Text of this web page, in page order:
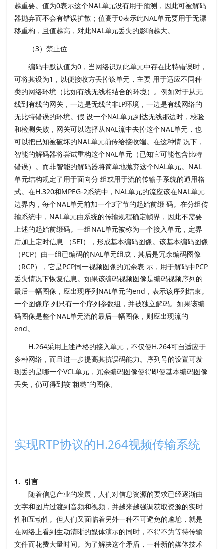
越重要。值为0表示这个NAL单元没有用于预测，因此可被解码
器抛弃而不会有错误扩散；值高于0表示此NAL单元要用于无漂
移重构，且值越高，对此NAL单元丢失的影响越大。
（3）禁止位
编码中默认值为0，当网络识别此单元中存在比特错误时，
可将其设为1，以便接收方丢掉该单元，主要 用于适应不同种
类的网络环境（比如有线无线相结合的环境）。例如对于从无
线到有线的网关，一边是无线的非IP环境，一边是有线网络的
无比特错误的环境。假 设一个NAL单元到达无线那边时，校验
和检测失败，网关可以选择从NAL流中去掉这个NAL单元，也
可以把已知被破坏的NAL单元前传给接收端。在这种情 况下，
智能的解码器将尝试重构这个NAL单元（已知它可能包含比特
错误）。而非智能的解码器将简单地抛弃这个NAL单元。NAL
单元结构规定了用于面向分 组或用于流的传输子系统的通用格
式。在H.320和MPEG-2系统中，NAL单元的流应该在NAL单元
边界内，每个NAL单元前加一个3字节的起始前缀 码。在分组传
输系统中，NAL单元由系统的传输规程确定帧界，因此不需要
上述的起始前缀码。一组NAL单元被称为一个接入单元，定界
后加上定时信息 （SEI），形成基本编码图像。该基本编码图像
（PCP）由一组已编码的NAL单元组成，其后是冗余编码图像
（RCP），它是PCP同一视频图像的冗余表 示，用于解码中PCP
丢失情况下恢复信息。如果该编码视频图像是编码视频序列的
最后一幅图像，应出现序列NAL单元的end，表示该序列结束。
一个图像序 列只有一个序列参数组，并被独立解码。如果该编
码图像是整个NAL单元流的最后一幅图像，则应出现流的
end。
H.264采用上述严格的接入单元，不仅使H.264可自适应于
多种网络，而且进一步提高其抗误码能力。序列号的设置可发
现丢的是哪一个VCL单元，冗余编码图像使得即使基本编码图像
丢失，仍可得到较“粗糙”的图像。
实现RTP协议的H.264视频传输系统
1. 引言
随着信息产业的发展，人们对信息资源的要求已经逐渐由
文字和图片过渡到音频和视频，并越来越强调获取资源的实时
性和互动性。但人们又面临着另外一种不可避免的尴尬，就是
在网络上看到生动清晰的媒体演示的同时，不得不为等待传输
文件而花费大量时间。为了解决这个矛盾，一种新的媒体技术